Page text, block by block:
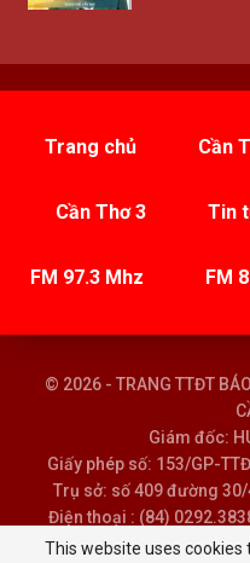
Trang chủ Cần
Cần Thơ 3 Tin
FM 97.3 Mhz FM
© 2026 - TRANG TTĐT
Giám đốc:
Giấy phép số: 153/GP-
Trụ sở: số 409 đường 30/
Điện thoại : (84)
Email :
This website uses cookies